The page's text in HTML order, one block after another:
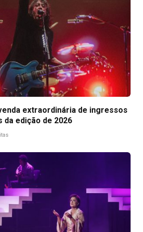
extraordinária de ingressos
da edição de 2026